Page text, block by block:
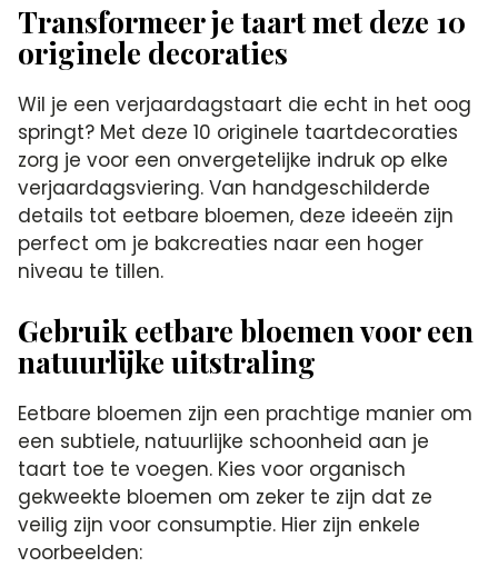
Transformeer je taart met deze 10
originele decoraties
Wil je een verjaardagstaart die echt in het oog
springt? Met deze 10 originele taartdecoraties
zorg je voor een onvergetelijke indruk op elke
verjaardagsviering.​ Van handgeschilderde
details tot eetbare bloemen, deze ideeën zijn
perfect om je bakcreaties naar een hoger
niveau te tillen.​
Gebruik eetbare bloemen voor een
natuurlijke uitstraling
Eetbare bloemen zijn een prachtige manier om
een subtiele, natuurlijke schoonheid aan je
taart toe te voegen.​ Kies voor organisch
gekweekte bloemen om zeker te zijn dat ze
veilig zijn voor consumptie.​ Hier zijn enkele
voorbeelden: